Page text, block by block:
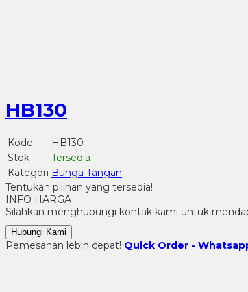
HB130
Kode
HB130
Stok
Tersedia
Kategori Bunga Tangan
Tentukan pilihan yang tersedia!
INFO HARGA
Silahkan menghubungi kontak kami untuk
Hubungi Kami
Pemesanan lebih cepat! Quick Order -